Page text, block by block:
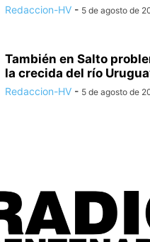
Redaccion-HV - 5 de agosto de
También en Salto
la crecida del río
Redaccion-HV - 5 de agosto de